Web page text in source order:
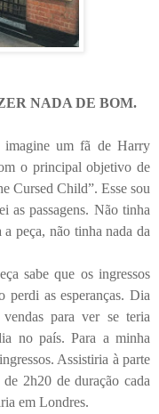
NADA DE BOM.
um fã de Harry
o principal objetivo de
Cursed Child”. Esse sou
as passagens. Não tinha
peça, não tinha nada da
sabe que os ingressos
perdi as esperanças. Dia
para ver se teria
no país. Para a minha
Assistiria à parte
2h20 de duração cada
em Londres.